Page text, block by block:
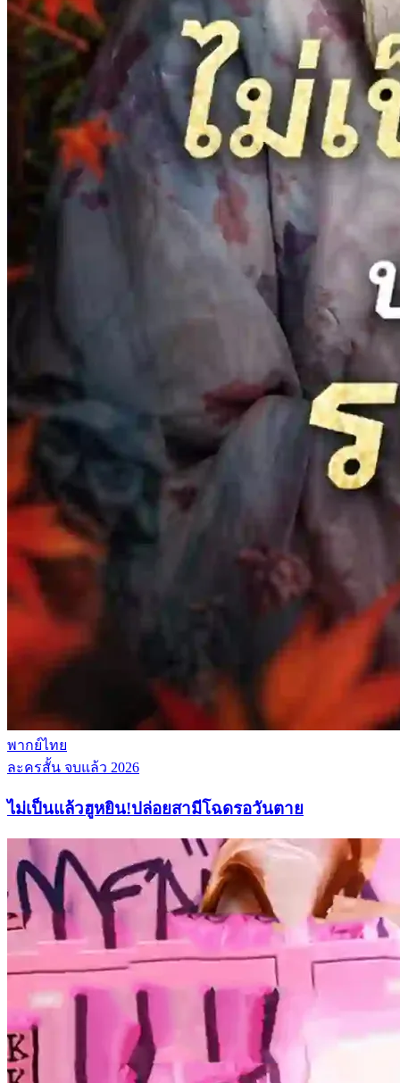
พากย์ไทย
ละครสั้น จบแล้ว 2026
ไม่เป็นแล้วฮูหยิน!ปล่อยสามีโฉดรอวันตาย